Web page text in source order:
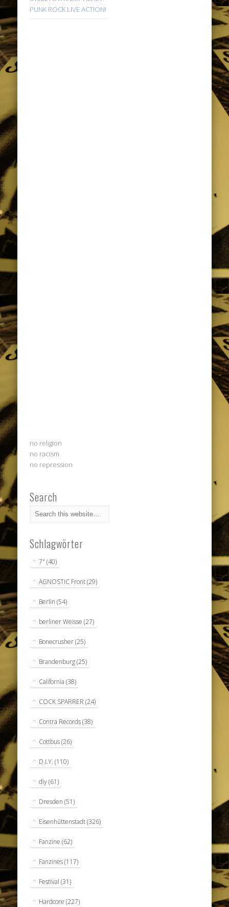
PUNK ROCK LIVE ACTION!
no religion
no racism
no repression
Search
Schlagwörter
7" (40)
AGNOSTIC Front(29)
Berlin (54)
berliner Weisse (27)
Bonecrusher(25)
Brandenburg(25)
California (38)
COCK SPARRER (24)
Contra Records(38)
Cottbus(26)
D.I.Y. (110)
diy(61)
Dresden (51)
Eisenhüttenstadt(326)
Fanzine (62)
Fanzines(117)
Festival (31)
Hardcore (227)